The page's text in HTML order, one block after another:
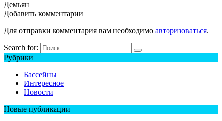
Демьян
Добавить комментарии
Для отправки комментария вам необходимо авторизоваться.
Search for:
Рубрики
Бассейны
Интересное
Новости
Новые публикации